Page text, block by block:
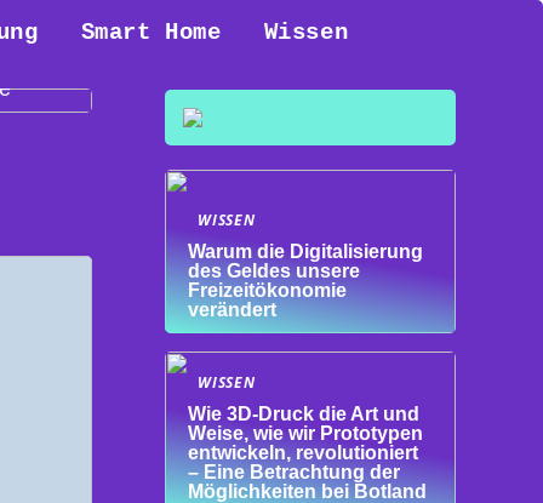
Smart Home Wissen
WISSEN
Warum die Digitalisierung
des Geldes unsere
Freizeitökonomie
verändert
WISSEN
Wie 3D-Druck die Art und
Weise, wie wir Prototypen
entwickeln, revolutioniert
– Eine Betrachtung der
Möglichkeiten bei Botland